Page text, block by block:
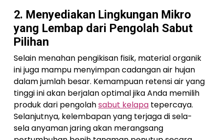
2. Menyediakan Lingkungan Mikro
yang Lembap dari Pengolah Sabut
Pilihan
Selain menahan pengikisan fisik, material organik
ini juga mampu menyimpan cadangan air hujan
dalam jumlah besar. Kemampuan retensi air yang
tinggi ini akan berjalan optimal jika Anda memilih
produk dari pengolahsabut kelapa tepercaya.
Selanjutnya, kelembapan yang terjaga di sela-
sela anyaman jaring akan merangsang